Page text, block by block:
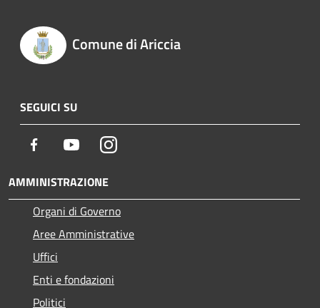
Comune di Ariccia
SEGUICI SU
Facebook YoutubeInstagram
AMMINISTRAZIONE
Organi di Governo
Aree Amministrative
Uffici
Enti e fondazioni
Politici